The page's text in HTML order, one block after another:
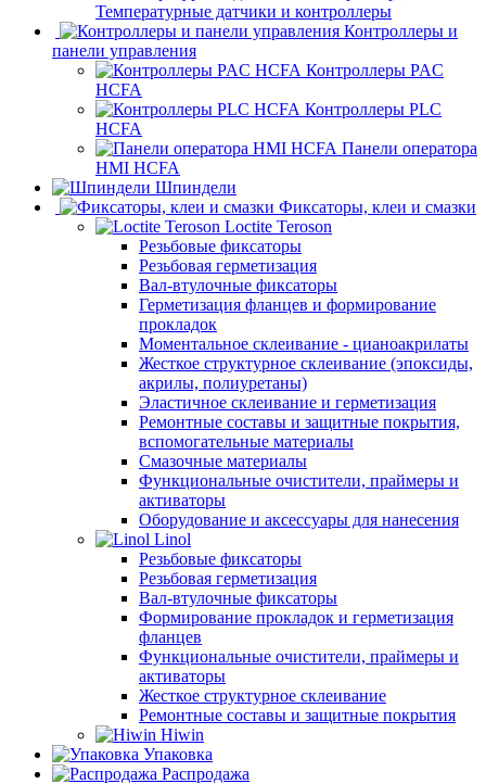
Температурные датчики и контроллеры
Контроллеры и
панели управления
Контроллеры PAC
HCFA
Контроллеры PLC
HCFA
Панели оператора
HMI HCFA
Шпиндели
Фиксаторы, клеи и смазки
Loctite Teroson
Резьбовые фиксаторы
Резьбовая герметизация
Вал-втулочные фиксаторы
Герметизация фланцев и формирование
прокладок
Моментальное склеивание - цианоакрилаты
Жесткое структурное склеивание (эпоксиды,
акрилы, полиуретаны)
Эластичное склеивание и герметизация
Ремонтные составы и защитные покрытия,
вспомогательные материалы
Смазочные материалы
Функциональные очистители, праймеры и
активаторы
Оборудование и аксессуары для нанесения
Linol
Резьбовые фиксаторы
Резьбовая герметизация
Вал-втулочные фиксаторы
Формирование прокладок и герметизация
фланцев
Функциональные очистители, праймеры и
активаторы
Жесткое структурное склеивание
Ремонтные составы и защитные покрытия
Hiwin
Упаковка
Распродажа